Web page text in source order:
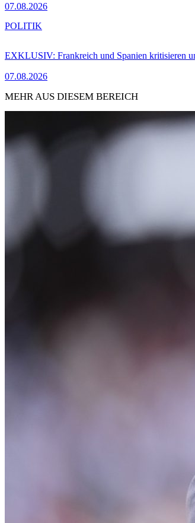
07.08.2026
EXKLUSIV: Frankreich und Spanien kritisieren
07.08.2026
POLITIK
MEHR AUS DIESEM BEREICH